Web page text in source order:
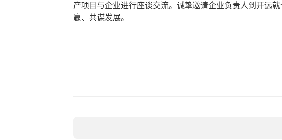
产项目与企业进行座谈交流。诚挚邀请企业负责人到开远
赢、共谋发展。